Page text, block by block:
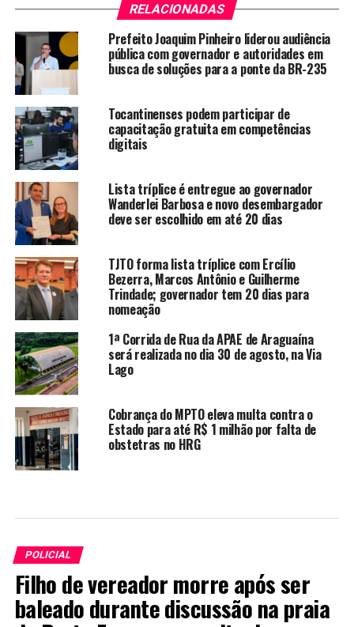
RELACIONADAS
Prefeito Joaquim Pinheiro liderou audiência
pública com governador e autoridades em
busca de soluções para a ponte da BR-235
Tocantinenses podem participar de
capacitação gratuita em competências
digitais
Lista tríplice é entregue ao governador
Wanderlei Barbosa e novo desembargador
deve ser escolhido em até 20 dias
TJTO forma lista tríplice com Ercílio
Bezerra, Marcos Antônio e Guilherme
Trindade; governador tem 20 dias para
nomeação
1ª Corrida de Rua da APAE de Araguaína
será realizada no dia 30 de agosto, na Via
Lago
Cobrança do MPTO eleva multa contra o
Estado para até R$ 1 milhão por falta de
obstetras no HRG
POLICIAL
Filho de vereador morre após ser
baleado durante discussão na praia